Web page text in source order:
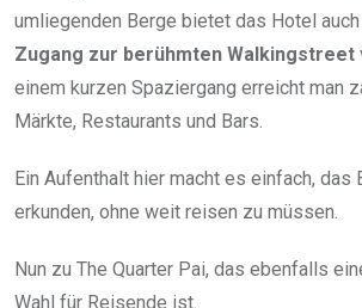
umliegenden Berge bietet das Hotel
Zugang zur berühmten Walkingstreet
einem kurzen Spaziergang erreicht man
Märkte, Restaurants und Bars.
Ein Aufenthalt hier macht es einfach, das
erkunden, ohne weit reisen zu müssen.
Nun zu The Quarter Pai, das ebenfalls
Wahl für Reisende ist.